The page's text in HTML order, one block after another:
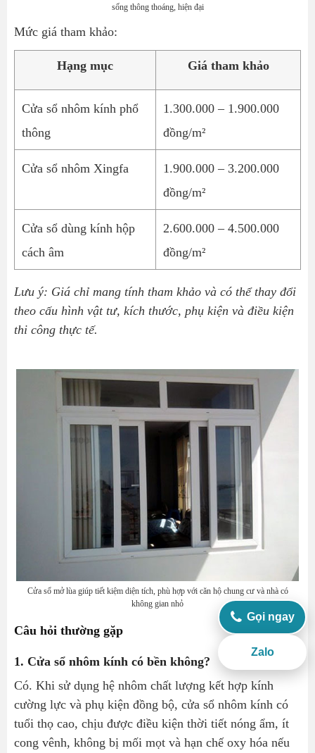
sống thông thoáng, hiện đại
Mức giá tham khảo:
Hạng mục Giá tham khảo
Cửa sổ nhôm kính phổ
thông
1.300.000 – 1.900.000
đồng/m²
Cửa sổ nhôm Xingfa
1.900.000 – 3.200.000
đồng/m²
Cửa sổ dùng kính hộp
cách âm
2.600.000 – 4.500.000
đồng/m²
Lưu ý: Giá chỉ mang tính tham khảo và có thể thay đổi
theo cấu hình vật tư, kích thước, phụ kiện và điều kiện
thi công thực tế.
Cửa sổ mở lùa giúp tiết kiệm diện tích, phù hợp với căn hộ chung cư và nhà có
không gian nhỏ
Câu hỏi thường gặp
1. Cửa sổ nhôm kính có bền không?
Có. Khi sử dụng hệ nhôm chất lượng kết hợp kính
cường lực và phụ kiện đồng bộ, cửa sổ nhôm kính có
tuổi thọ cao, chịu được điều kiện thời tiết nóng ẩm, ít
cong vênh, không bị mối mọt và hạn chế oxy hóa nếu
Gọi ngay
Zalo